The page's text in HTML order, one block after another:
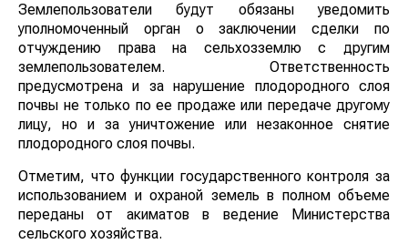
Землепользователи будут обязаны уведомить
уполномоченный орган о заключении сделки по
отчуждению права на сельхозземлю с другим
землепользователем. Ответственность
предусмотрена и за нарушение плодородного слоя
почвы не только по ее продаже или передаче другому
лицу, но и за уничтожение или незаконное снятие
плодородного слоя почвы.
Отметим, что функции государственного контроля за
использованием и охраной земель в полном объеме
переданы от акиматов в ведение Министерства
сельского хозяйства.